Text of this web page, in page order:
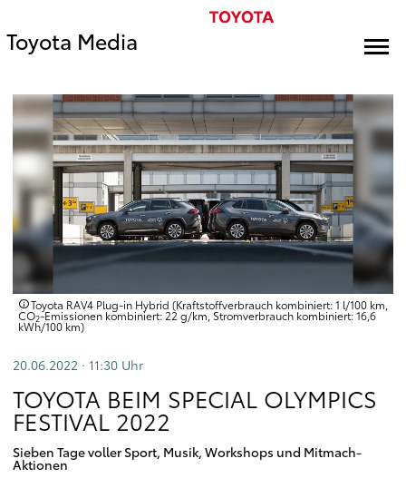
Toyota Media
Toyota RAV4 Plug-in Hybrid (Kraftstoffverbrauch kombiniert: 1 l/100 km,
CO2-Emissionen kombiniert: 22 g/km, Stromverbrauch kombiniert: 16,6
kWh/100 km)
20.06.2022 · 11:30 Uhr
TOYOTA BEIM SPECIAL OLYMPICS
FESTIVAL 2022
Sieben Tage voller Sport, Musik, Workshops und Mitmach-
Aktionen